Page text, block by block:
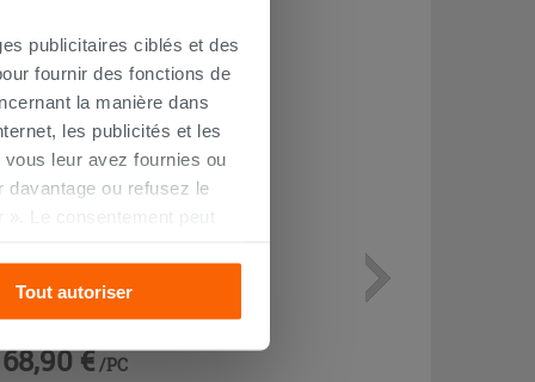
publicitaires ciblés et des
fournir des fonctions de
la manière dans
les publicités et les
leur avez fournies ou
davantage ou refusez le
Tout autoriser
écoulement libre acier mat
68,90 € /PC